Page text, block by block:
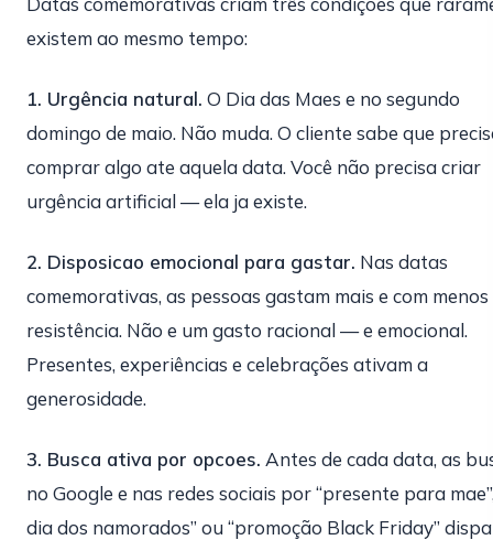
existem ao mesmo tempo:
1. Urgência natural. O Dia das Maes e no segundo
domingo de maio. Não muda. O cliente sabe que
comprar algo ate aquela data. Você não precisa criar
urgência artificial — ela ja existe.
2. Disposicao emocional para gastar. Nas datas
comemorativas, as pessoas gastam mais e com menos
resistência. Não e um gasto racional — e emocional.
Presentes, experiências e celebrações ativam a
generosidade.
3. Busca ativa por opcoes. Antes de cada data, as
no Google e nas redes sociais por “presente para
dia dos namorados” ou “promoção Black Friday”